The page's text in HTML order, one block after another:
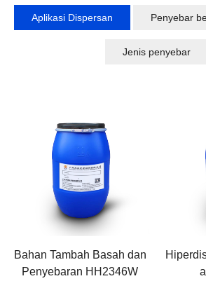
Aplikasi Dispersan Penyebar
Jenis penyebar
Bahan Tambah Basah dan
Penyebaran HH2346W